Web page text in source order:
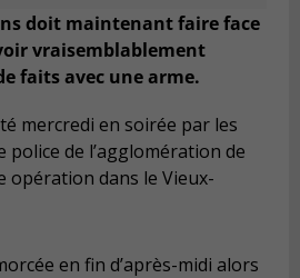
doit maintenant faire face
vraisemblablement
faits avec une arme.
mercredi en soirée par les
police de l’agglomération de
opération dans le Vieux-
en fin d’après-midi alors